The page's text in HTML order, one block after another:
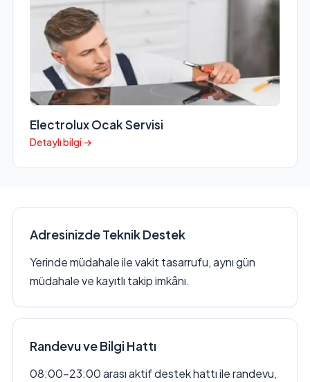
Electrolux Ocak Servisi
Detaylı bilgi →
Adresinizde Teknik Destek
Yerinde müdahale ile vakit tasarrufu, aynı gün
müdahale ve kayıtlı takip imkânı.
Randevu ve Bilgi Hattı
08:00–23:00 arası aktif destek hattı ile randevu,